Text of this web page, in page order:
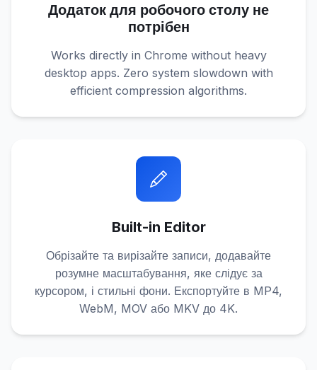
Додаток для робочого столу не
потрібен
Works directly in Chrome without heavy
desktop apps. Zero system slowdown with
efficient compression algorithms.
Built-in Editor
Обрізайте та вирізайте записи, додавайте
розумне масштабування, яке слідує за
курсором, і стильні фони. Експортуйте в MP4,
WebM, MOV або MKV до 4K.